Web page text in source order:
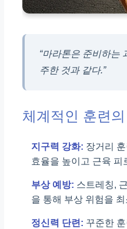
“마라톤은 준비하는
주한 것과 같다.”
체계적인 훈련
지구력 강화: 장거리
효율을 높이고 근육 피
부상 예방: 스트레칭,
을 통해 부상 위험을
정신력 단련: 꾸준한